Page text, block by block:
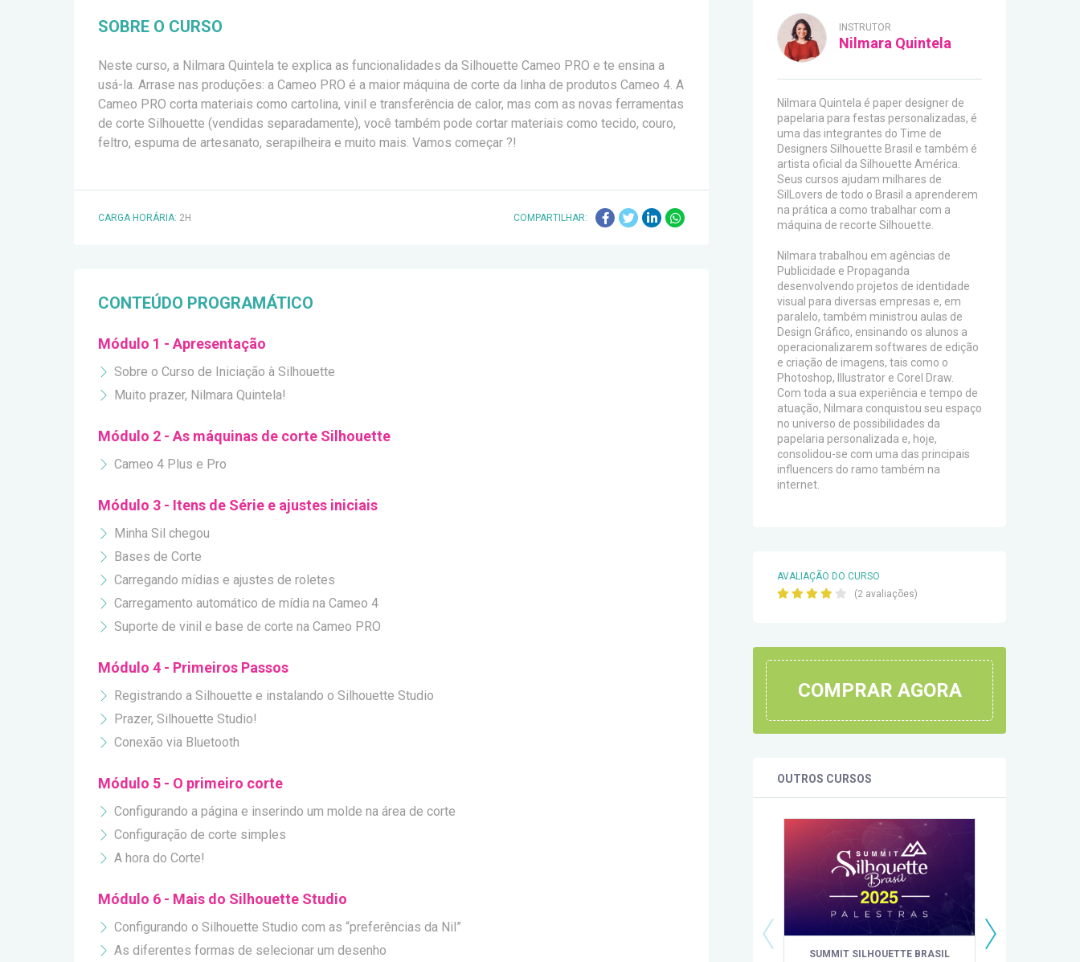
SOBRE O CURSO
Neste curso, a Nilmara Quintela te explica as funcionalidades da Silhouette Cameo PRO e te ensina a
usá-la. Arrase nas produções: a Cameo PRO é a maior máquina de corte da linha de produtos Cameo 4. A
Cameo PRO corta materiais como cartolina, vinil e transferência de calor, mas com as novas ferramentas
de corte Silhouette (vendidas separadamente), você também pode cortar materiais como tecido, couro,
feltro, espuma de artesanato, serapilheira e muito mais. Vamos começar ?!
CARGA HORÁRIA: 2H COMPARTILHAR:
CONTEÚDO PROGRAMÁTICO
Módulo 1 - Apresentação
Sobre o Curso de Iniciação à Silhouette
Muito prazer, Nilmara Quintela!
Módulo 2 - As máquinas de corte Silhouette
Cameo 4 Plus e Pro
Módulo 3 - Itens de Série e ajustes iniciais
Minha Sil chegou
Bases de Corte
Carregando mídias e ajustes de roletes
Carregamento automático de mídia na Cameo 4
Suporte de vinil e base de corte na Cameo PRO
Módulo 4 - Primeiros Passos
Registrando a Silhouette e instalando o Silhouette Studio
Prazer, Silhouette Studio!
Conexão via Bluetooth
Módulo 5 - O primeiro corte
Configurando a página e inserindo um molde na área de corte
Configuração de corte simples
A hora do Corte!
Módulo 6 - Mais do Silhouette Studio
Configurando o Silhouette Studio com as “preferências da Nil”
As diferentes formas de selecionar um desenho
INSTRUTOR
Nilmara Quintela
Nilmara Quintela é paper designer de
papelaria para festas personalizadas, é
uma das integrantes do Time de
Designers Silhouette Brasil e também é
artista oficial da Silhouette América.
Seus cursos ajudam milhares de
SilLovers de todo o Brasil a aprenderem
na prática a como trabalhar com a
máquina de recorte Silhouette.
Nilmara trabalhou em agências de
Publicidade e Propaganda
desenvolvendo projetos de identidade
visual para diversas empresas e, em
paralelo, também ministrou aulas de
Design Gráfico, ensinando os alunos a
operacionalizarem softwares de edição
e criação de imagens, tais como o
Photoshop, Illustrator e Corel Draw.
Com toda a sua experiência e tempo de
atuação, Nilmara conquistou seu espaço
no universo de possibilidades da
papelaria personalizada e, hoje,
consolidou-se com uma das principais
influencers do ramo também na
internet.
AVALIAÇÃO DO CURSO
(2 avaliações)
COMPRAR AGORA
OUTROS CURSOS
SUMMIT SILHOUETTE BRASIL